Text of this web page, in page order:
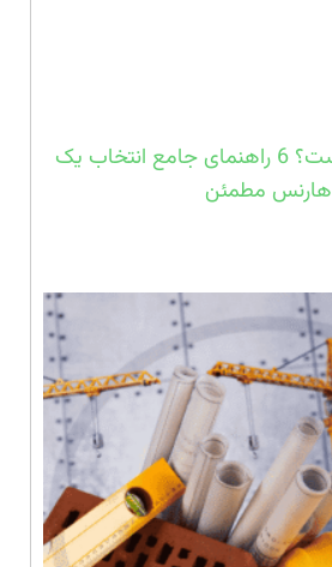
هارنس ایمنی چیست؟ 6 راهنمای جامع انتخاب یک
هارنس مطمئن